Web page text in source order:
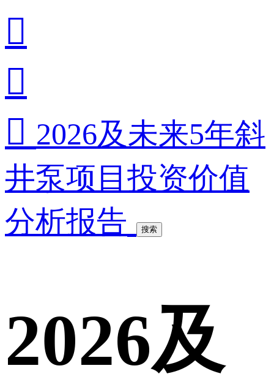


 2026及未来5年斜
井泵项目投资价值
分析报告
搜索
2026及